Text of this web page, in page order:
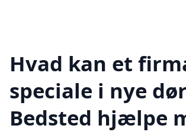
Hvad kan et
speciale i nye
Bedsted hjælpe